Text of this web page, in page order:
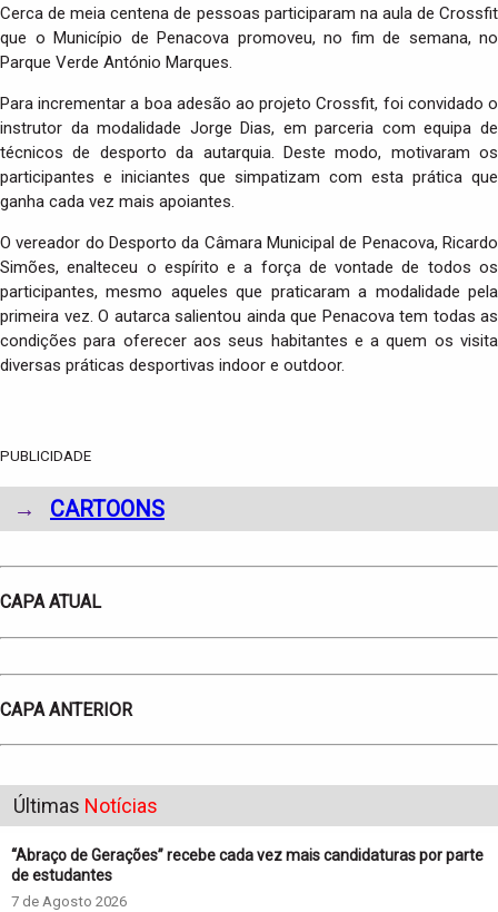
Cerca de meia centena de pessoas participaram na aula de Crossfit
que o Município de Penacova promoveu, no fim de semana, no
Parque Verde António Marques.
Para incrementar a boa adesão ao projeto Crossfit, foi convidado o
instrutor da modalidade Jorge Dias, em parceria com equipa de
técnicos de desporto da autarquia. Deste modo, motivaram os
participantes e iniciantes que simpatizam com esta prática que
ganha cada vez mais apoiantes.
O vereador do Desporto da Câmara Municipal de Penacova, Ricardo
Simões, enalteceu o espírito e a força de vontade de todos os
participantes, mesmo aqueles que praticaram a modalidade pela
primeira vez. O autarca salientou ainda que Penacova tem todas as
condições para oferecer aos seus habitantes e a quem os visita
diversas práticas desportivas indoor e outdoor.
PUBLICIDADE
→ CARTOONS
CAPA ATUAL
CAPA ANTERIOR
Últimas Notícias
“Abraço de Gerações” recebe cada vez mais candidaturas por parte
de estudantes
7 de Agosto 2026